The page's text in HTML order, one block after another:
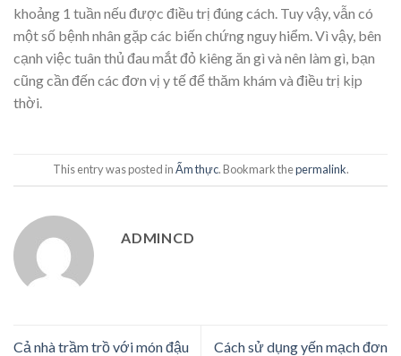
khoảng 1 tuần nếu được điều trị đúng cách. Tuy vậy, vẫn có
một số bệnh nhân gặp các biến chứng nguy hiểm. Vì vậy, bên
cạnh việc tuân thủ đau mắt đỏ kiêng ăn gì và nên làm gì, bạn
cũng cần đến các đơn vị y tế để thăm khám và điều trị kịp
thời.
This entry was posted inẨm thực. Bookmark thepermalink.
ADMINCD
Cả nhà trầm trồ với món đậu
Cách sử dụng yến mạch đơn